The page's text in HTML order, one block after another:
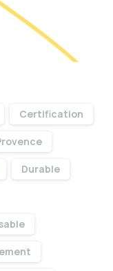
Certification
Durable